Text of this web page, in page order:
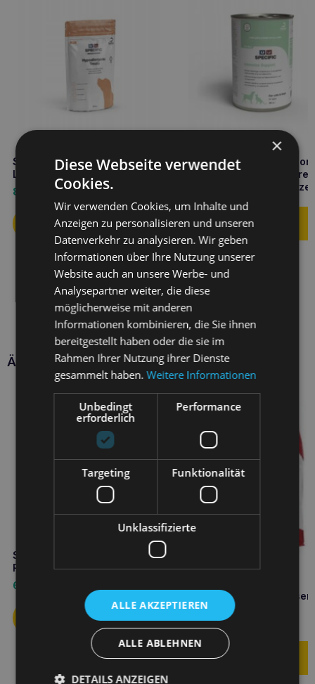
SPEZIFISCHE hypoallergene
Leckerbissen ct-hy 0,3kg
8,50
SPECIFIC Intensive
IN-L Dose 395g
Futter für Hunde und
Ähnliche Produkte
SPECIFIC cpd-m Welpe mittlere
Rasse 12 kg
68,90
SPEZIFISCH fxd
kg
63,90€
×
Diese Webseite verwendet
Cookies.
Wir verwenden Cookies, um Inhalte und
Anzeigen zu personalisieren und unseren
Datenverkehr zu analysieren. Wir geben
Informationen über Ihre Nutzung unserer
Website auch an unsere Werbe- und
Analysepartner weiter, die diese
möglicherweise mit anderen
Informationen kombinieren, die Sie ihnen
bereitgestellt haben oder die sie im
Rahmen Ihrer Nutzung ihrer Dienste
gesammelt haben.Weitere Informationen
Unbedingt
erforderlich
Performance
Targeting Funktionalität
Unklassifizierte
ALLE AKZEPTIEREN
ALLE ABLEHNEN
DETAILS ANZEIGEN